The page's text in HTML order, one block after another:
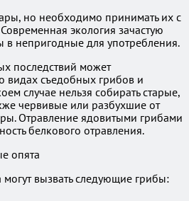
но необходимо принимать их с
экология зачастую
в непригодные для употребления.
последствий может
видах съедобных грибов и
случае нельзя собирать старые,
червивые или разбухшие от
Отравление ядовитыми грибами
белкового отравления.
вызвать следующие грибы: